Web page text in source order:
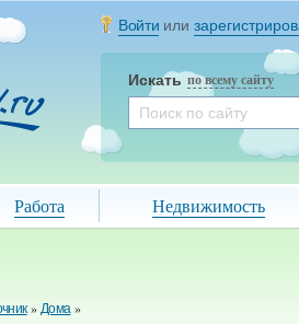
Войти или
Искать по всему сайту
Работа Недвижимость
» Дома »